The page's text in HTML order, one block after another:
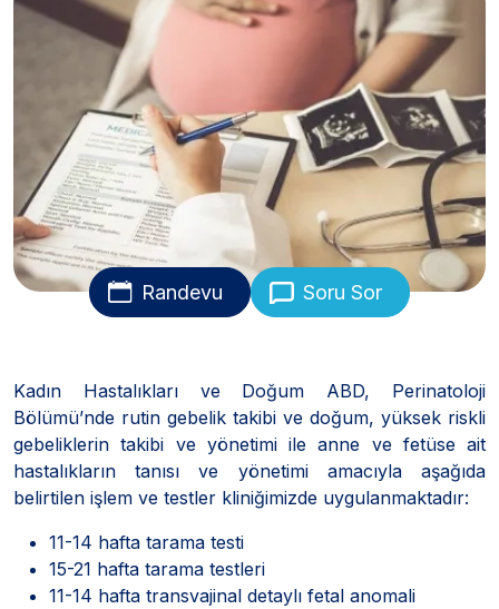
Randevu Soru Sor
Kadın Hastalıkları ve Doğum ABD, Perinatoloji
Bölümü’nde rutin gebelik takibi ve doğum, yüksek riskli
gebeliklerin takibi ve yönetimi ile anne ve fetüse ait
hastalıkların tanısı ve yönetimi amacıyla aşağıda
belirtilen işlem ve testler kliniğimizde uygulanmaktadır:
11-14 hafta tarama testi
15-21 hafta tarama testleri
11-14 hafta transvajinal detaylı fetal anomali